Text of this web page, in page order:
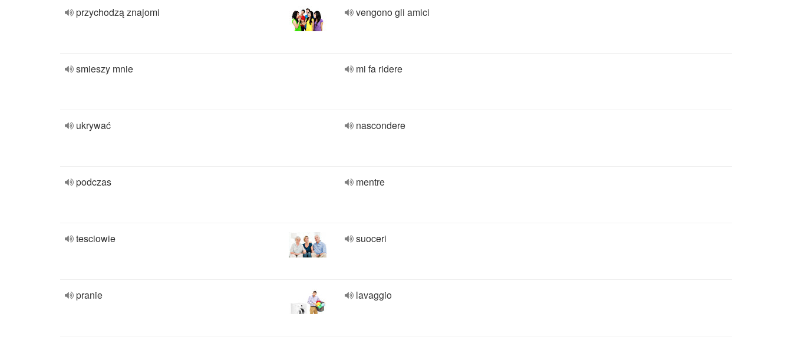
przychodzą znajomi vengono gli amici
smieszy mnie mi fa ridere
ukrywać nascondere
podczas mentre
tesciowie suoceri
pranie lavaggio